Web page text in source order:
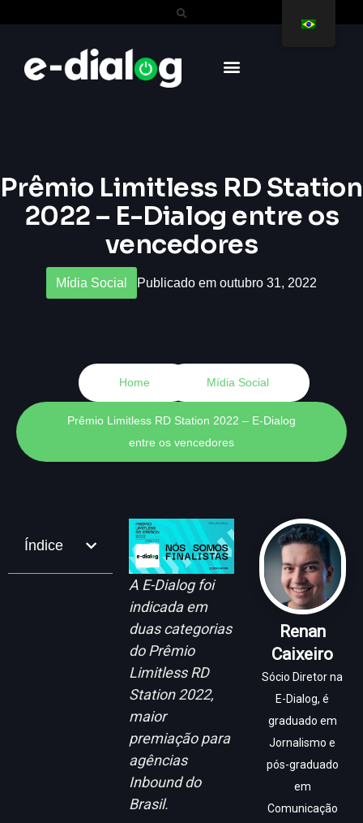
Prêmio Limitless RD Station
2022 – E-Dialog entre os
vencedores
Mídia Social Publicado em outubro 31, 2022
Home Mídia Social
Prêmio Limitless RD Station 2022 – E-Dialog
entre os vencedores
Índice
A E-Dialog foi
indicada em
duas categorias
do Prêmio
Limitless RD
Station 2022,
maior
premiação para
agências
Inbound do
Brasil.
Renan
Caixeiro
Sócio Diretor na
E-Dialog, é
graduado em
Jornalismo e
pós-graduado
em
Comunicação